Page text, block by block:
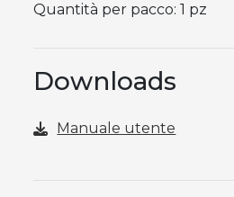
Quantità per pacco: 1 pz
Downloads
Manuale utente